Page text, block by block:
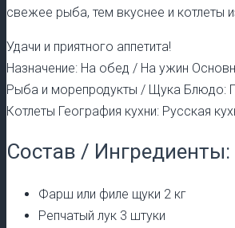
свежее рыба, тем вкуснее и котлеты
Удачи и приятного аппетита!
Назначение: На обед / На ужин
Рыба и морепродукты / Щука Блюдо:
Котлеты География кухни: Русская
Состав / Ингредиенты:
Фарш или филе щуки 2 кг
Репчатый лук 3 штуки